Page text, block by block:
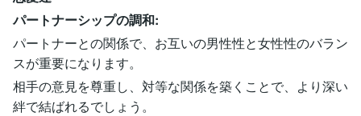
パートナーシップの調和:
パートナーとの関係で、お互いの男性性と女性性のバラン
スが重要になります。
相手の意見を尊重し、対等な関係を築くことで、より深い
絆で結ばれるでしょう。